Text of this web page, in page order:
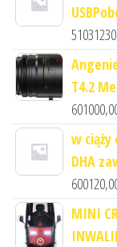
T4.2
w ciąży
DHA
MINI